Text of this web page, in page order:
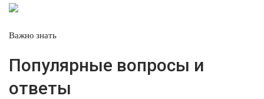
Важно знать
Популярные вопросы и
ответы